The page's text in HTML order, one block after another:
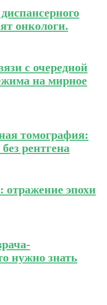
онкологи.
с очередной
на мирное
томография:
рентгена
отражение эпохи
нужно знать